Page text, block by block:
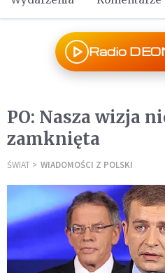
Radio
PO: Nasza wizja
zamknięta
ŚWIAT WIADOMOŚCI Z POLSKI